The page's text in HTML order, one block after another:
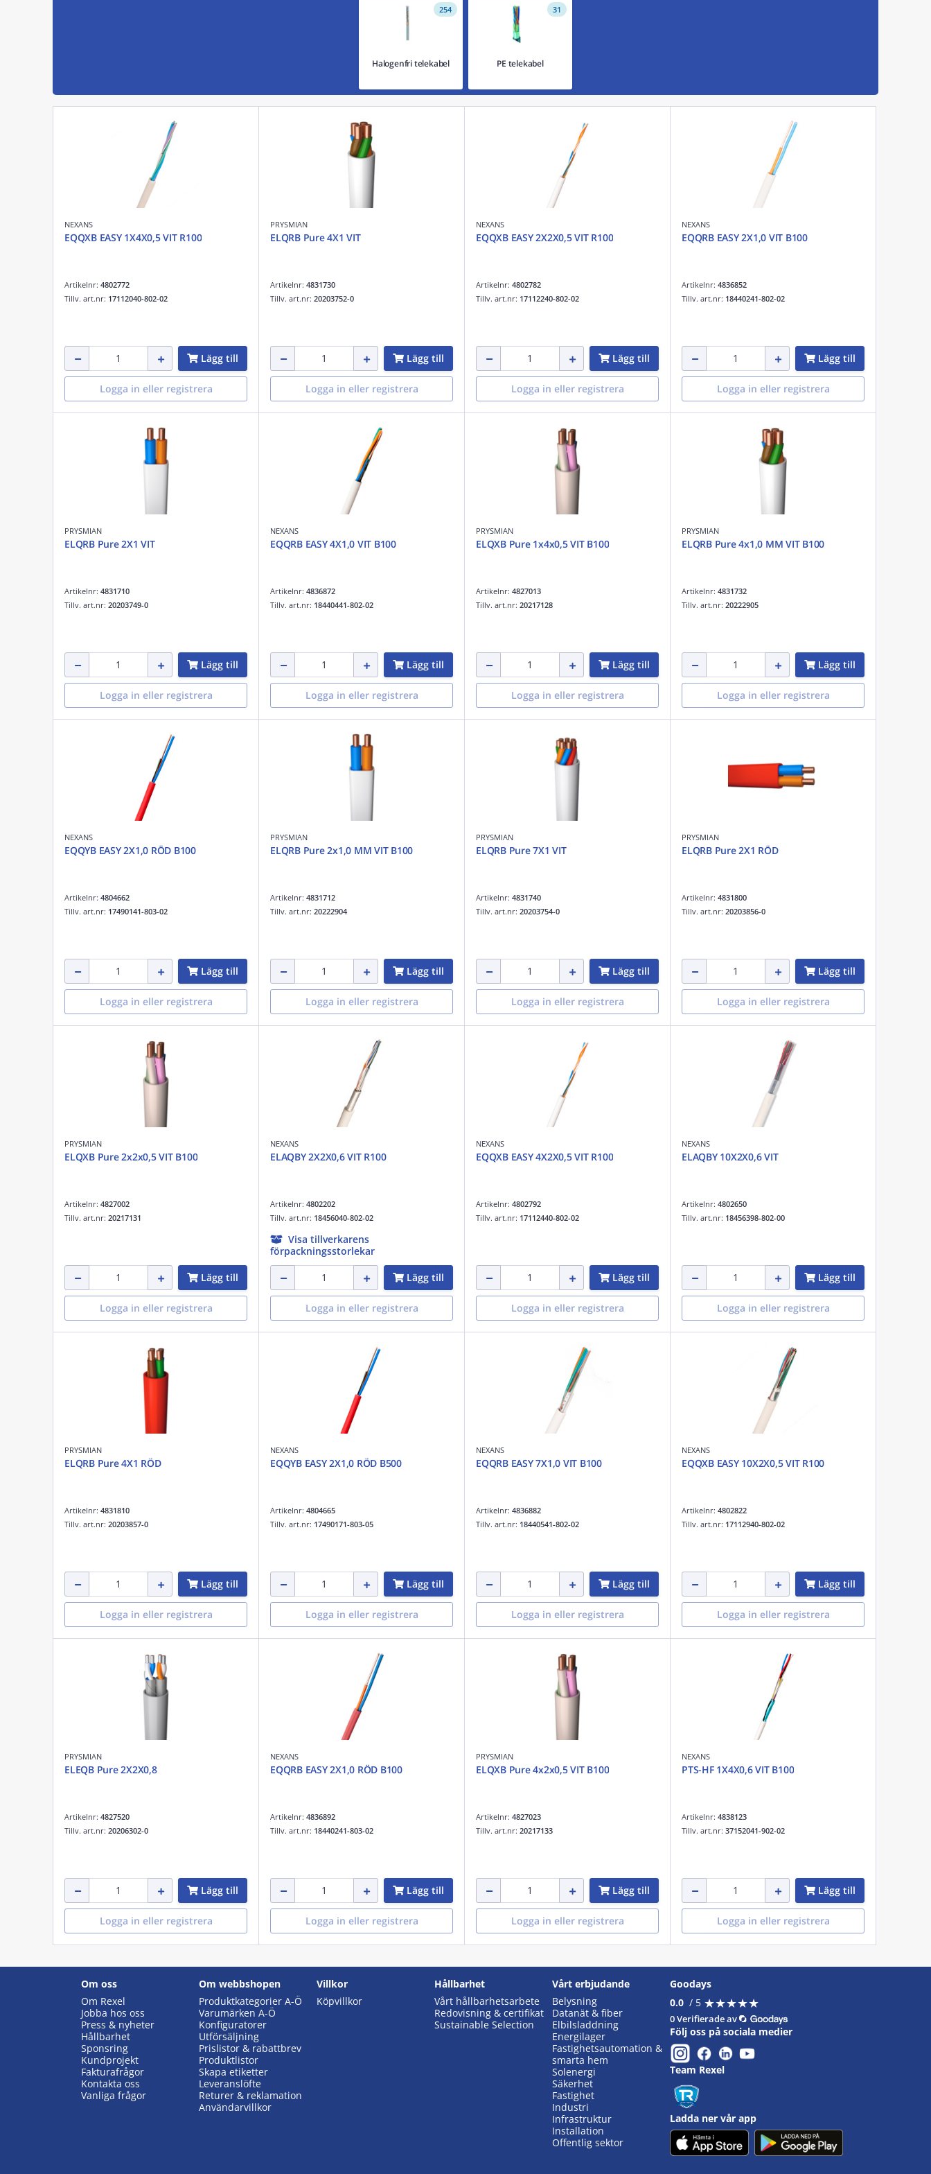
254
Halogenfri telekabel
31
PE telekabel
NEXANS
EQQXB EASY 1X4X0,5 VIT R100
Artikelnr: 4802772
Tillv. art.nr: 17112040-802-02
Lägg till
Logga in eller registrera
PRYSMIAN
ELQRB Pure 4X1 VIT
Artikelnr: 4831730
Tillv. art.nr: 20203752-0
Lägg till
Logga in eller registrera
NEXANS
EQQXB EASY 2X2X0,5 VIT R100
Artikelnr: 4802782
Tillv. art.nr: 17112240-802-02
Lägg till
Logga in eller registrera
NEXANS
EQQRB EASY 2X1,0 VIT B100
Artikelnr: 4836852
Tillv. art.nr: 18440241-802-02
Lägg till
Logga in eller registrera
PRYSMIAN
ELQRB Pure 2X1 VIT
Artikelnr: 4831710
Tillv. art.nr: 20203749-0
Lägg till
Logga in eller registrera
NEXANS
EQQRB EASY 4X1,0 VIT B100
Artikelnr: 4836872
Tillv. art.nr: 18440441-802-02
Lägg till
Logga in eller registrera
PRYSMIAN
ELQXB Pure 1x4x0,5 VIT B100
Artikelnr: 4827013
Tillv. art.nr: 20217128
Lägg till
Logga in eller registrera
PRYSMIAN
ELQRB Pure 4x1,0 MM VIT B100
Artikelnr: 4831732
Tillv. art.nr: 20222905
Lägg till
Logga in eller registrera
NEXANS
EQQYB EASY 2X1,0 RÖD B100
Artikelnr: 4804662
Tillv. art.nr: 17490141-803-02
Lägg till
Logga in eller registrera
PRYSMIAN
ELQRB Pure 2x1,0 MM VIT B100
Artikelnr: 4831712
Tillv. art.nr: 20222904
Lägg till
Logga in eller registrera
PRYSMIAN
ELQRB Pure 7X1 VIT
Artikelnr: 4831740
Tillv. art.nr: 20203754-0
Lägg till
Logga in eller registrera
PRYSMIAN
ELQRB Pure 2X1 RÖD
Artikelnr: 4831800
Tillv. art.nr: 20203856-0
Lägg till
Logga in eller registrera
PRYSMIAN
ELQXB Pure 2x2x0,5 VIT B100
Artikelnr: 4827002
Tillv. art.nr: 20217131
Lägg till
Logga in eller registrera
NEXANS
ELAQBY 2X2X0,6 VIT R100
Artikelnr: 4802202
Tillv. art.nr: 18456040-802-02
Visa tillverkarens
förpackningsstorlekar
Lägg till
Logga in eller registrera
NEXANS
EQQXB EASY 4X2X0,5 VIT R100
Artikelnr: 4802792
Tillv. art.nr: 17112440-802-02
Lägg till
Logga in eller registrera
NEXANS
ELAQBY 10X2X0,6 VIT
Artikelnr: 4802650
Tillv. art.nr: 18456398-802-00
Lägg till
Logga in eller registrera
PRYSMIAN
ELQRB Pure 4X1 RÖD
Artikelnr: 4831810
Tillv. art.nr: 20203857-0
Lägg till
Logga in eller registrera
NEXANS
EQQYB EASY 2X1,0 RÖD B500
Artikelnr: 4804665
Tillv. art.nr: 17490171-803-05
Lägg till
Logga in eller registrera
NEXANS
EQQRB EASY 7X1,0 VIT B100
Artikelnr: 4836882
Tillv. art.nr: 18440541-802-02
Lägg till
Logga in eller registrera
NEXANS
EQQXB EASY 10X2X0,5 VIT R100
Artikelnr: 4802822
Tillv. art.nr: 17112940-802-02
Lägg till
Logga in eller registrera
PRYSMIAN
ELEQB Pure 2X2X0,8
Artikelnr: 4827520
Tillv. art.nr: 20206302-0
Lägg till
Logga in eller registrera
NEXANS
EQQRB EASY 2X1,0 RÖD B100
Artikelnr: 4836892
Tillv. art.nr: 18440241-803-02
Lägg till
Logga in eller registrera
PRYSMIAN
ELQXB Pure 4x2x0,5 VIT B100
Artikelnr: 4827023
Tillv. art.nr: 20217133
Lägg till
Logga in eller registrera
NEXANS
PTS-HF 1X4X0,6 VIT B100
Artikelnr: 4838123
Tillv. art.nr: 37152041-902-02
Lägg till
Logga in eller registrera
Om oss
Om Rexel
Jobba hos oss
Press & nyheter
Hållbarhet
Sponsring
Kundprojekt
Fakturafrågor
Kontakta oss
Vanliga frågor
Om webbshopen
Produktkategorier A-Ö
Varumärken A-Ö
Konfiguratorer
Utförsäljning
Prislistor & rabattbrev
Produktlistor
Skapa etiketter
Leveranslöfte
Returer & reklamation
Användarvillkor
Villkor
Köpvillkor
Hållbarhet
Vårt hållbarhetsarbete
Redovisning & certifikat
Sustainable Selection
Vårt erbjudande
Belysning
Datanät & fiber
Elbilsladdning
Energilager
Fastighetsautomation &
smarta hem
Solenergi
Säkerhet
Fastighet
Industri
Infrastruktur
Installation
Offentlig sektor
Goodays
0.0 / 5 ★★★★★
★★★★★
0 Verifierade av
Följ oss på sociala medier
Team Rexel
Ladda ner vår app